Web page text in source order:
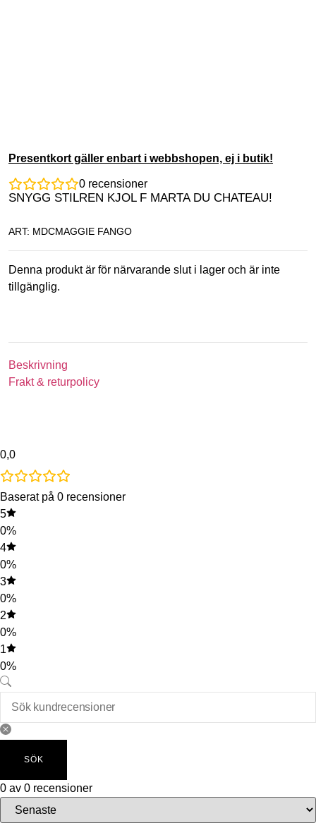
Presentkort gäller enbart i webbshopen, ej i butik!
0 recensioner
SNYGG STILREN KJOL F MARTA DU CHATEAU!
ART: MDCMAGGIE FANGO
Denna produkt är för närvarande slut i lager och är inte
tillgänglig.
Beskrivning
Frakt & returpolicy
0,0
Baserat på 0 recensioner
5
0%
4
0%
3
0%
2
0%
1
0%
SÖK
0 av 0 recensioner